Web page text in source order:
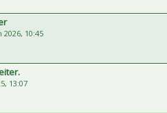
2026, 10:45
13:07